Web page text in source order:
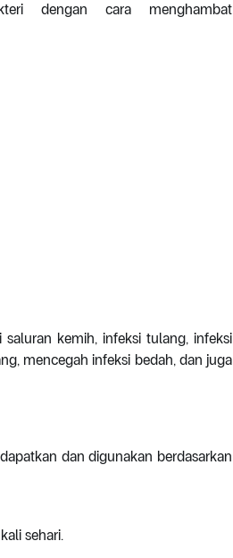
dengan cara menghambat
kemih, infeksi tulang, infeksi
mencegah infeksi bedah, dan juga
dan digunakan berdasarkan
sehari.